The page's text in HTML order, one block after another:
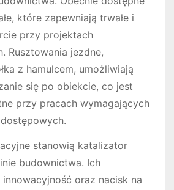
które zapewniają trwałe i
przy projektach
Rusztowania jezdne,
z hamulcem, umożliwiają
się po obiekcie, co jest
przy pracach wymagających
stanowią katalizator
budownictwa. Ich
oraz nacisk na